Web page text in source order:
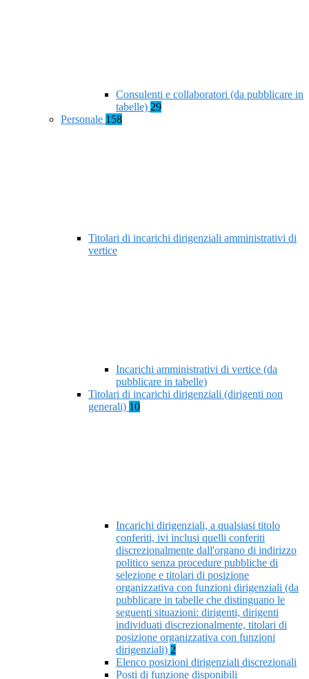
Consulenti e collaboratori (da pubblicare in
tabelle) 29
Personale 158
Titolari di incarichi dirigenziali amministrativi di
vertice
Incarichi amministrativi di vertice (da
pubblicare in tabelle)
Titolari di incarichi dirigenziali (dirigenti non
generali) 10
Incarichi dirigenziali, a qualsiasi titolo
conferiti, ivi inclusi quelli conferiti
discrezionalmente dall'organo di indirizzo
politico senza procedure pubbliche di
selezione e titolari di posizione
organizzativa con funzioni dirigenziali (da
pubblicare in tabelle che distinguano le
seguenti situazioni: dirigenti, dirigenti
individuati discrezionalmente, titolari di
posizione organizzativa con funzioni
dirigenziali) 2
Elenco posizioni dirigenziali discrezionali
Posti di funzione disponibili